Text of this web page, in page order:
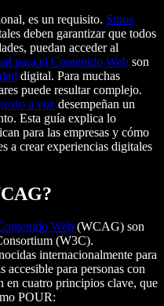
es un requisito. Sitios
deben garantizar que todos
puedan acceder al
para el Contenido Web son
digital. Para muchas
puede resultar complejo.
texto a voz desempeñan un
Esta guía explica lo
para las empresas y cómo
a crear experiencias digitales
Web (WCAG) son
(W3C).
internacionalmente para
accesible para personas con
en cuatro principios clave, que
POUR: